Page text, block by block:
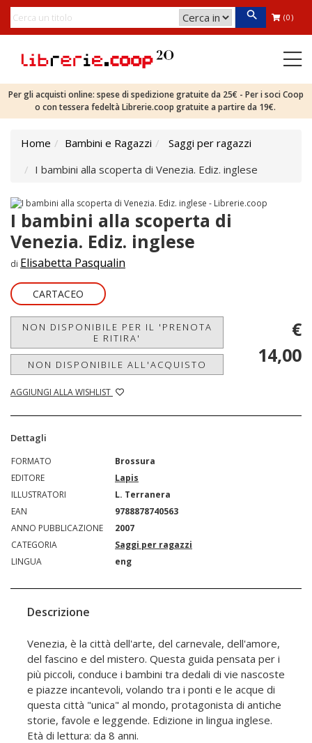
(0)
Per gli acquisti online: spese di spedizione gratuite da 25€ - Per i soci Coop
o con tessera fedeltà Librerie.coop gratuite a partire da 19€.
Home Bambini e Ragazzi
Saggi per ragazzi
I bambini alla scoperta di Venezia. Ediz. inglese
I bambini alla scoperta di
Venezia. Ediz. inglese
di Elisabetta Pasqualin
CARTACEO
NON DISPONIBILE PER IL 'PRENOTA
E RITIRA'
NON DISPONIBILE ALL'ACQUISTO
AGGIUNGI ALLA WISHLIST
€
14,00
Dettagli
FORMATO
Brossura
EDITORE
Lapis
ILLUSTRATORI
L. Terranera
EAN
9788878740563
ANNO PUBBLICAZIONE
2007
CATEGORIA
Saggi per ragazzi
LINGUA
eng
Descrizione
Venezia, è la città dell'arte, del carnevale, dell'amore,
del fascino e del mistero. Questa guida pensata per i
più piccoli, conduce i bambini tra dedali di vie nascoste
e piazze incantevoli, volando tra i ponti e le acque di
questa città "unica" al mondo, protagonista di antiche
storie, favole e leggende. Edizione in lingua inglese.
Età di lettura: da 8 anni.